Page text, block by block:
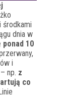
środkami
dnia w
ponad 10
i
np. z
co